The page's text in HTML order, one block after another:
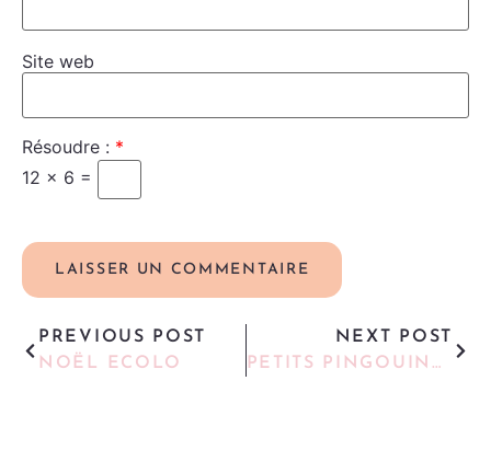
Site web
Résoudre : *
12 × 6 =
PREVIOUS POST
NOËL ECOLO
NEXT POST
PETITS PINGOUINS DE LA BANQUISE